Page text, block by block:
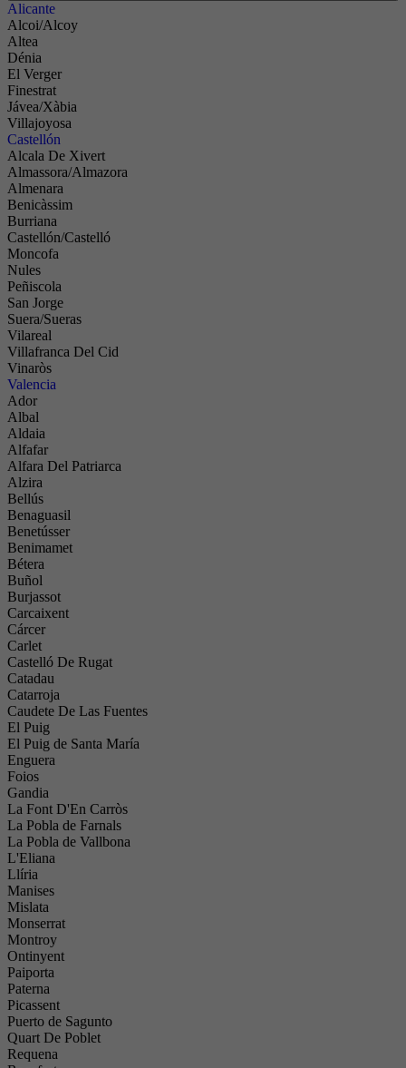
Alicante
Alcoi/Alcoy
Altea
Dénia
El Verger
Finestrat
Jávea/Xàbia
Villajoyosa
Castellón
Alcala De Xivert
Almassora/Almazora
Almenara
Benicàssim
Burriana
Castellón/Castelló
Moncofa
Nules
Peñiscola
San Jorge
Suera/Sueras
Vilareal
Villafranca Del Cid
Vinaròs
Valencia
Ador
Albal
Aldaia
Alfafar
Alfara Del Patriarca
Alzira
Bellús
Benaguasil
Benetússer
Benimamet
Bétera
Buñol
Burjassot
Carcaixent
Cárcer
Carlet
Castelló De Rugat
Catadau
Catarroja
Caudete De Las Fuentes
El Puig
El Puig de Santa María
Enguera
Foios
Gandia
La Font D'En Carròs
La Pobla de Farnals
La Pobla de Vallbona
L'Eliana
Llíria
Manises
Mislata
Monserrat
Montroy
Ontinyent
Paiporta
Paterna
Picassent
Puerto de Sagunto
Quart De Poblet
Requena